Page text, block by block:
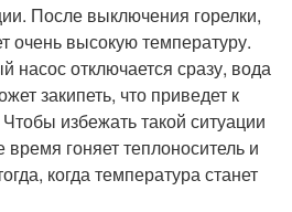
После выключения горелки,
очень высокую температуру.
насос отключается сразу, вода
закипеть, что приведет к
избежать такой ситуации
гоняет теплоноситель и
когда температура станет